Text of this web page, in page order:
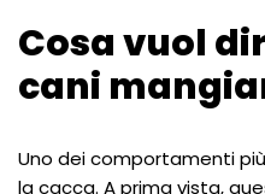
Cosa vuol
cani
Uno dei comportamenti
la cacca. A prima vista,